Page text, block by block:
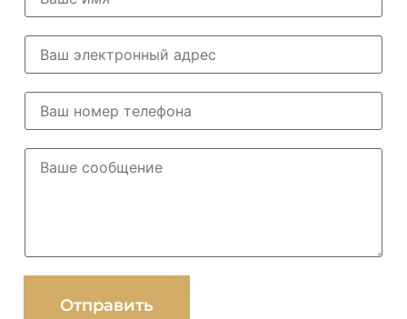
Отправить